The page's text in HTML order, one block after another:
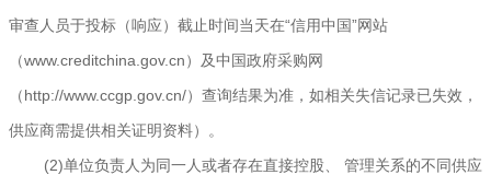
审查人员于投标（响应）截止时间当天在“信用中国”网站
（www.creditchina.gov.cn）及中国政府采购网
（http://www.ccgp.gov.cn/）查询结果为准，如相关失信记录已失效，
供应商需提供相关证明资料）。
(2)单位负责人为同一人或者存在直接控股、 管理关系的不同供应